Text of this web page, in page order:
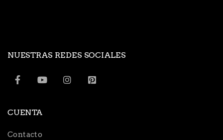
NUESTRAS REDES SOCIALES
CUENTA
Contacto